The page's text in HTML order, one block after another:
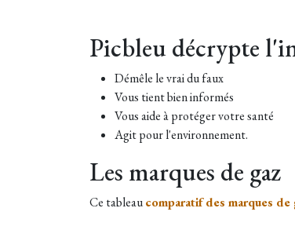
Picbleu décrypte
Démêle le vrai du faux
Vous tient bien informés
Vous aide à protéger votre santé
Agit pour l'environnement.
Les marques de gaz
Ce tableaucomparatif des marques de